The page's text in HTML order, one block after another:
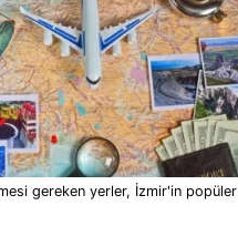
gereken yerler, İzmir'in popüler